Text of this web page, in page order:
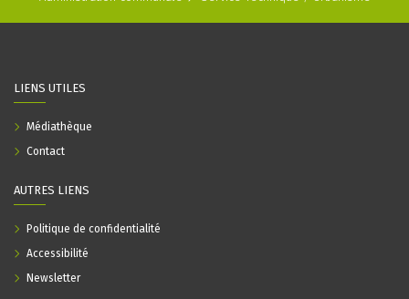
LIENS UTILES
Médiathèque
Contact
AUTRES LIENS
Politique de confidentialité
Accessibilité
Newsletter